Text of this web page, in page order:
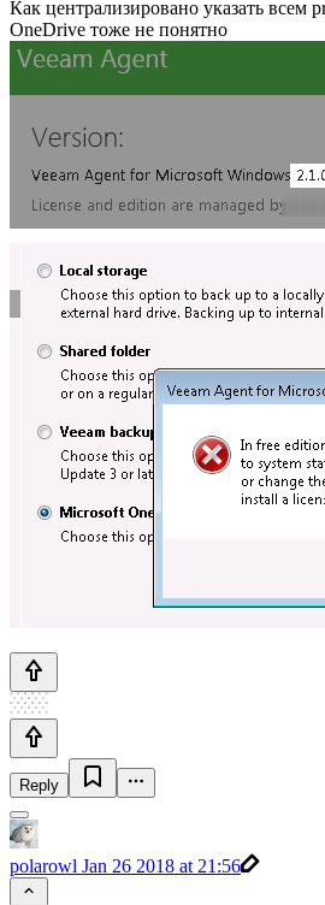
Как централизировано указать всем
OneDrive тоже не понятно
Reply
polarowl Jan 26 2018 at 21:56